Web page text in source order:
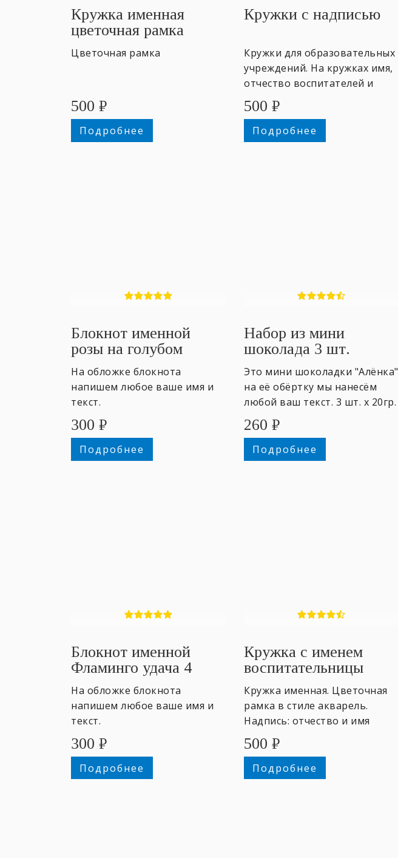
Кружка именная
цветочная рамка
Цветочная рамка
500 ₽
Подробнее
Кружки с надписью
Кружки для образовательных
учреждений. На кружках имя,
отчество воспитателей и
учителей и поздравления от
воспитанников.
500 ₽
Подробнее
Блокнот именной
розы на голубом
На обложке блокнота
напишем любое ваше имя и
текст.
300 ₽
Подробнее
Набор из мини
шоколада 3 шт.
Это мини шоколадки "Алёнка"
на её обёртку мы нанесём
любой ваш текст. 3 шт. х 20гр.
260 ₽
Подробнее
Блокнот именной
Фламинго удача 4
На обложке блокнота
напишем любое ваше имя и
текст.
300 ₽
Подробнее
Кружка с именем
воспитательницы
Кружка именная. Цветочная
рамка в стиле акварель.
Надпись: отчество и имя
воспитательницы и подпись
от учеников.
500 ₽
Подробнее